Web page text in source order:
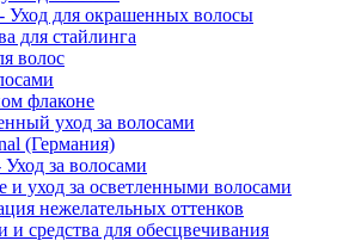
Уход для окрашенных волосы
для стайлинга
волос
флаконе
уход за волосами
(Германия)
за волосами
и уход за осветленными волосами
нежелательных оттенков
средства для обесцвечивания